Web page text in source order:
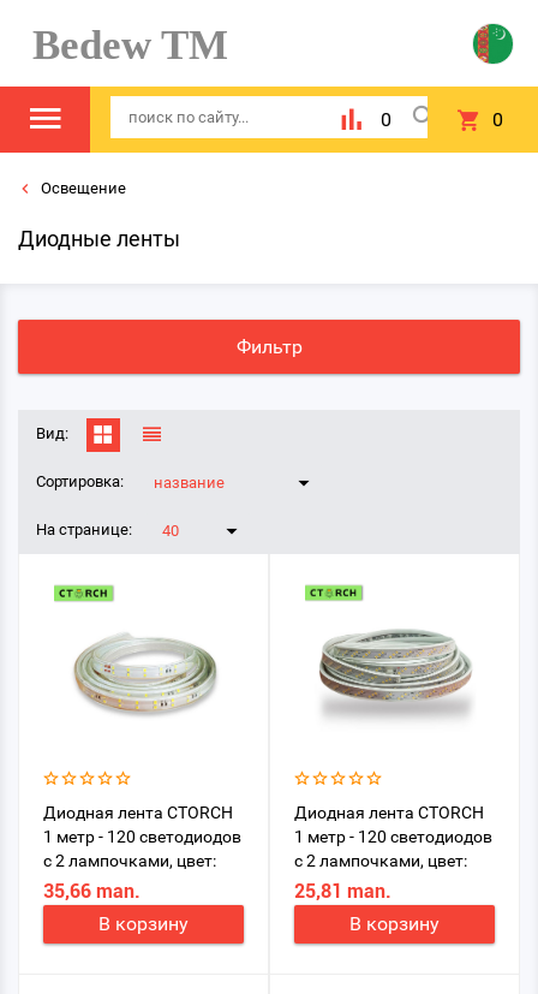
Bedew TM
0 0
Освещение
Диодные ленты
Фильтр
Вид:
Сортировка: название
На странице: 40
Диодная лента CTORCH
1 метр - 120 светодиодов
с 2 лампочками, цвет:
белый
35,66 man.
В корзину
Диодная лента CTORCH
1 метр - 120 светодиодов
с 2 лампочками, цвет:
белый
25,81 man.
В корзину